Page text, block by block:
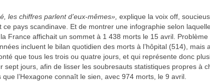
les chiffres parlent d’eux-mêmes», explique la voix off,
pays scandinave. Et de montrer une infographie selon
France affichait un sommet à 1 438 morts le 15 avril.
incluent le bilan quotidien des morts à l’hôpital (514), mais
que tous les trois ou quatre jours, et qui représente donc
sept jours, afin de lisser les soubresauts statistiques propres à
l’Hexagone connaît le sien, avec 974 morts, le 9 avril.